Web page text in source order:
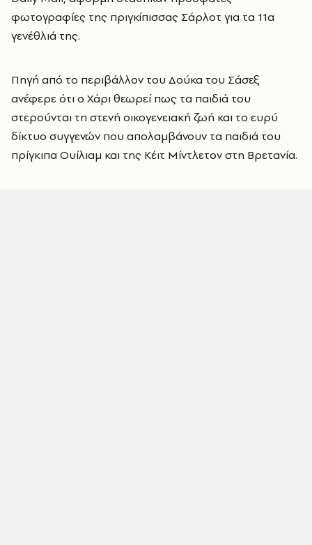
φωτογραφίες της πριγκίπισσας Σάρλοτ για τα 11α
γενέθλιά της.
Πηγή από το περιβάλλον του Δούκα του Σάσεξ
ανέφερε ότι ο Χάρι θεωρεί πως τα παιδιά του
στερούνται τη στενή οικογενειακή ζωή και το ευρύ
δίκτυο συγγενών που απολαμβάνουν τα παιδιά του
πρίγκιπα Ουίλιαμ και της Κέιτ Μίντλετον στη Βρετανία.